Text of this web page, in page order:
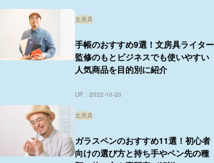
文房具
手帳のおすすめ9選！文房具ライター
監修のもとビジネスでも使いやすい
人気商品を目的別に紹介
UP：2022-10-20
文房具
ガラスペンのおすすめ11選！初心者
向けの選び方と持ち手やペン先の種